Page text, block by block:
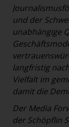
und der
unabhängige
langfristig
Vielfalt im
damit die
Der Media
der Schöpflin